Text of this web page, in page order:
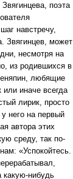
поэта
навстречу,
Звягинцев, может
несмотря на
из родившихся в
любящие
иначе всегда
лирик, просто
него на первый
автора этих
среду, так по-
«Успокойтесь.
какую-нибудь